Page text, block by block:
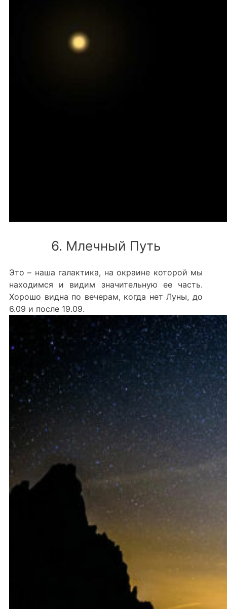
6. Млечный Путь
Это – наша галактика, на окраине которой мы
находимся и видим значительную ее часть.
Хорошо видна по вечерам, когда нет Луны, до
6.09 и после 19.09.